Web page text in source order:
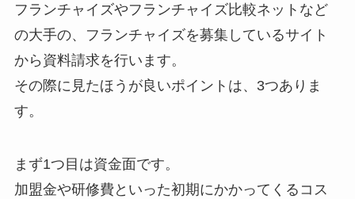
フランチャイズやフランチャイズ比較ネットなど
の大手の、フランチャイズを募集しているサイト
から資料請求を行います。
その際に見たほうが良いポイントは、3つありま
す。
まず1つ目は資金面です。
加盟金や研修費といった初期にかかってくるコス